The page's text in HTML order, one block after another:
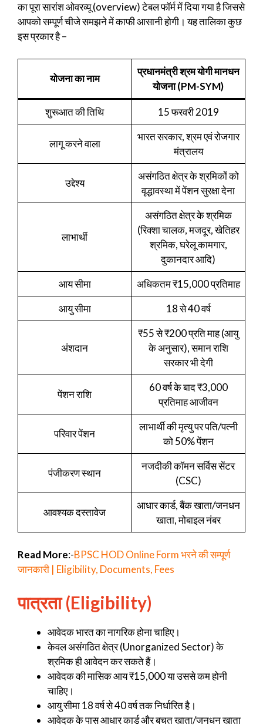
का पूरा सारांश ओवरव्यू (overview) टेबल फॉर्म में दिया गया है जिससे
आपको सम्पूर्ण चीजे समझने में काफी आसानी होगी। यह तालिका कुछ
इस प्रकार है –
योजना का नाम
प्रधानमंत्री श्रम योगी मानधन
योजना (PM-SYM)
शुरूआत की तिथि 15 फरवरी 2019
लागू करने वाला
भारत सरकार, श्रम एवं रोजगार
मंत्रालय
उद्देश्य
असंगठित क्षेत्र के श्रमिकों को
वृद्धावस्था में पेंशन सुरक्षा देना
लाभार्थी
असंगठित क्षेत्र के श्रमिक
(रिक्शा चालक, मजदूर, खेतिहर
श्रमिक, घरेलू कामगार,
दुकानदार आदि)
आय सीमा
अधिकतम ₹15,000 प्रतिमाह
आयु सीमा
18 से 40 वर्ष
अंशदान
₹55 से ₹200 प्रति माह (आयु
के अनुसार), समान राशि
सरकार भी देगी
पेंशन राशि
60 वर्ष के बाद ₹3,000
प्रतिमाह आजीवन
परिवार पेंशन
लाभार्थी की मृत्यु पर पति/पत्नी
को 50% पेंशन
पंजीकरण स्थान
नजदीकी कॉमन सर्विस सेंटर
(CSC)
आवश्यक दस्तावेज
आधार कार्ड, बैंक खाता/जनधन
खाता, मोबाइल नंबर
Read More:-BPSC HOD Online Form भरने की सम्पूर्ण
जानकारी | Eligibility, Documents, Fees
पात्रता (Eligibility)
आवेदक भारत का नागरिक होना चाहिए।
केवल असंगठित क्षेत्र (Unorganized Sector) के
श्रमिक ही आवेदन कर सकते हैं।
आवेदक की मासिक आय ₹15,000 या उससे कम होनी
चाहिए।
आयु सीमा 18 वर्ष से 40 वर्ष तक निर्धारित है।
आवेदक के पास आधार कार्ड और बचत खाता/जनधन खाता